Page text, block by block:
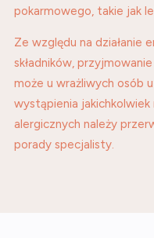
pokarmowego, takie jak
Ze względu na działanie
składników,
może u wrażliwych osób
wystąpienia
alergicznych należy
porady specjalisty.